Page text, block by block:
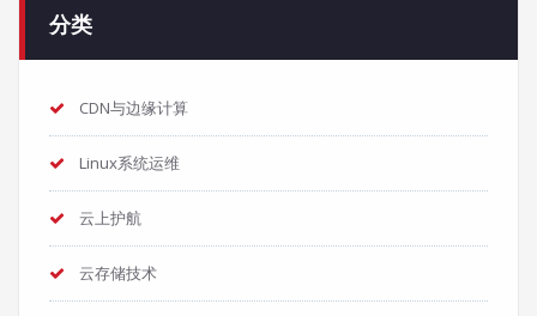
分类
CDN与边缘计算
Linux系统运维
云上护航
云存储技术